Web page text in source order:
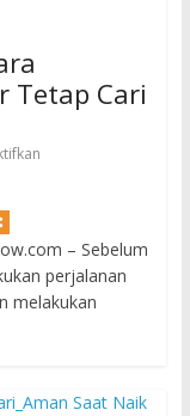
Tetap Cari
– Sebelum
perjalanan
melakukan